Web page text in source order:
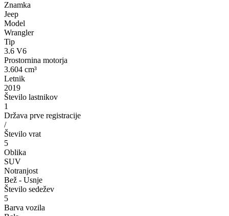
Znamka
Jeep
Model
Wrangler
Tip
3.6 V6
Prostornina motorja
3.604 cm³
Letnik
2019
Število lastnikov
1
Država prve registracije
/
Število vrat
5
Oblika
SUV
Notranjost
Bež - Usnje
Število sedežev
5
Barva vozila